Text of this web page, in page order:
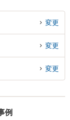
変更
変更
変更
例